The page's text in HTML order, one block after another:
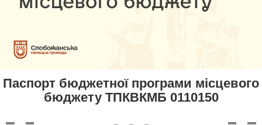
Паспорт бюджетної програми місцевого
бюджету ТПКВКМБ 0110150